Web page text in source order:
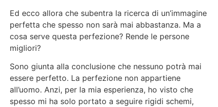
Ed ecco allora che subentra la ricerca di un’immagine
perfetta che spesso non sarà mai abbastanza. Ma a
cosa serve questa perfezione? Rende le persone
migliori?
Sono giunta alla conclusione che nessuno potrà mai
essere perfetto. La perfezione non appartiene
all’uomo. Anzi, per la mia esperienza, ho visto che
spesso mi ha solo portato a seguire rigidi schemi,